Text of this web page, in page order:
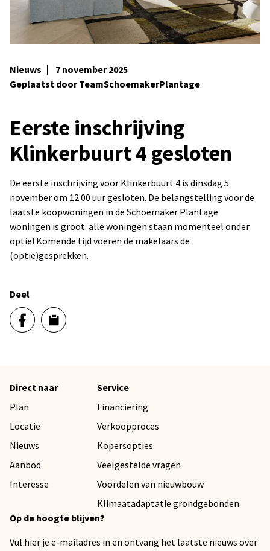
Nieuws
7 november 2025
Geplaatst door TeamSchoemakerPlantage
Eerste inschrijving
Klinkerbuurt 4 gesloten
De eerste inschrijving voor Klinkerbuurt 4 is dinsdag 5
november om 12.00 uur gesloten. De belangstelling voor de
laatste koopwoningen in de Schoemaker Plantage
woningen is groot: alle woningen staan momenteel onder
optie! Komende tijd voeren de makelaars de
(optie)gesprekken.
Deel
Direct naar
Plan
Locatie
Nieuws
Aanbod
Interesse
Service
Financiering
Verkoopproces
Kopersopties
Veelgestelde vragen
Voordelen van nieuwbouw
Klimaatadaptatie grondgebonden
Op de hoogte blijven?
Vul hier je e-mailadres in en ontvang het laatste nieuws over